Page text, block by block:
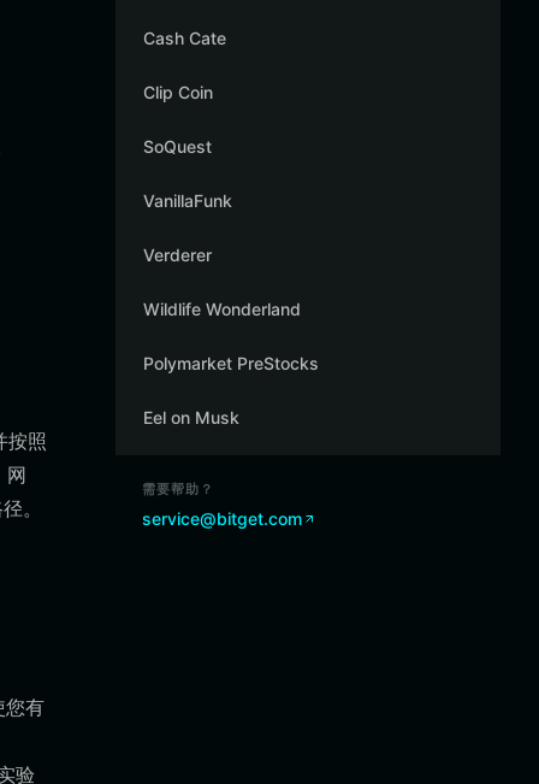
按照
网
。
您有
验
Cash Cate
Clip Coin
SoQuest
VanillaFunk
Verderer
Wildlife Wonderland
Polymarket PreStocks
Eel on Musk
需要帮助？
service@bitget.com